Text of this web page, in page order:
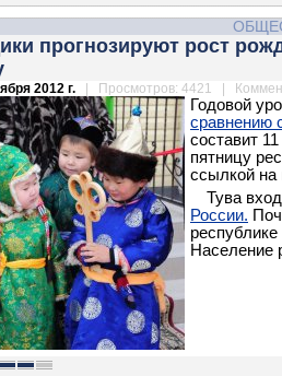
прогнозируют рост
2012 г. | Просмотров: 4421 |
Годовой
сравнению
составит
пятницу
ссылкой на
Тува
России.
Население